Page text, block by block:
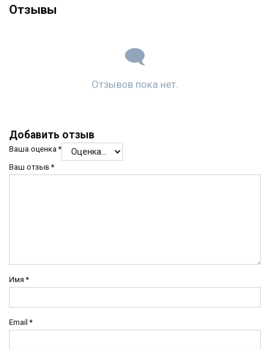
Отзывы
Отзывов пока нет.
Добавить отзыв
Ваша оценка*
Ваш отзыв*
Имя*
Email*